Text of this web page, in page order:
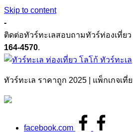
Skip to content
-
ติดต่อทัวร์ทะเลสอบถามทัวร์ท่องเที่ยว
164-4570.
ทัวร์ทะเล
ทัวร์ทะเล ราคาถูก 2025 | แพ็กเกจเที่
facebook.com